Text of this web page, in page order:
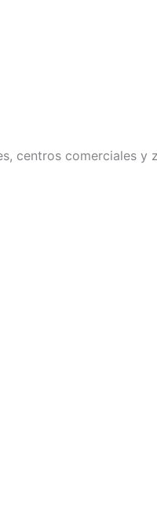
centros comerciales y